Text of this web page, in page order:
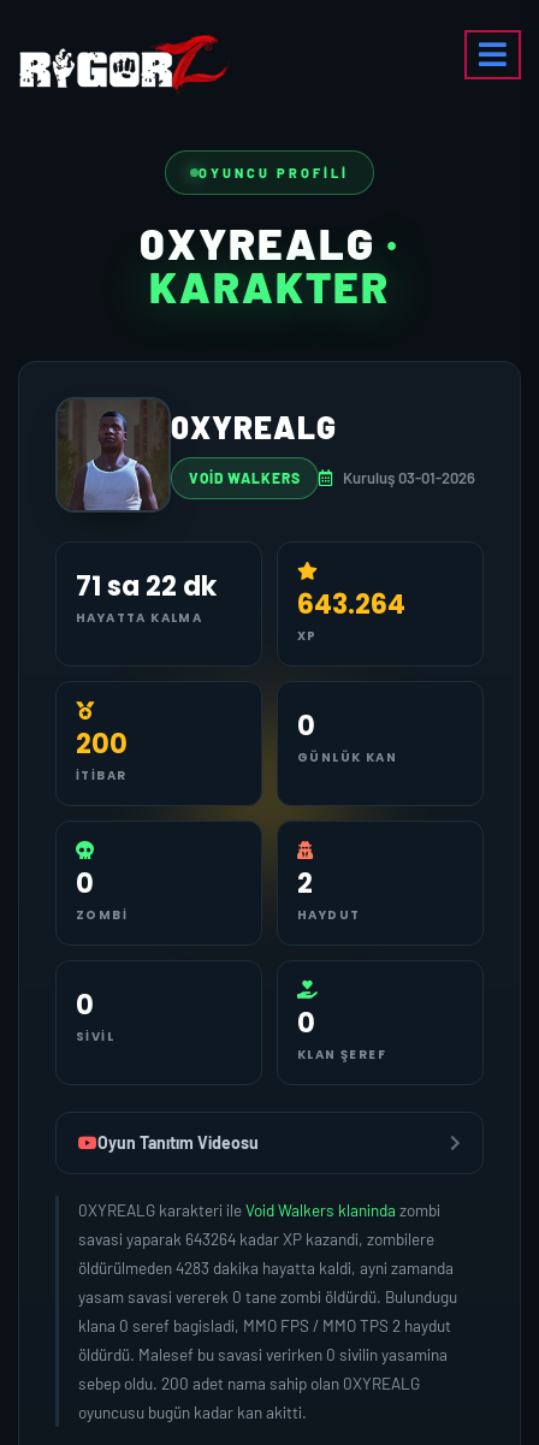
OYUNCU PROFILI
0XYREALG ·
KARAKTER
0XYREALG
VOID WALKERS Kuruluş 03-01-2026
71 sa 22 dk
HAYATTA KALMA 643.264
XP
200
İTIBAR
0
GÜNLÜK KAN
0
ZOMBI
2
HAYDUT
0
SIVIL 0
KLAN ŞEREF
Oyun Tanıtım Videosu
0XYREALG karakteri ileVoid Walkers klaninda zombi
savasi yaparak 643264 kadar XP kazandi, zombilere
öldürülmeden 4283 dakika hayatta kaldi, ayni zamanda
yasam savasi vererek 0 tane zombi öldürdü. Bulundugu
klana 0 seref bagisladi, MMO FPS / MMO TPS 2 haydut
öldürdü. Malesef bu savasi verirken 0 sivilin yasamina
sebep oldu. 200 adet nama sahip olan 0XYREALG
oyuncusu bugün kadar kan akitti.